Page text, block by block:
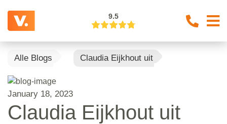
9.5
Alle Blogs Claudia Eijkhout uit
January 18, 2023
Claudia Eijkhout uit